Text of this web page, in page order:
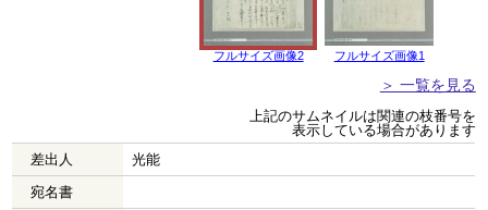
フルサイズ画像2 フルサイズ画像1
＞ 一覧を見る
上記のサムネイルは関連の枝番号を
表示している場合があります
差出人
光能
宛名書